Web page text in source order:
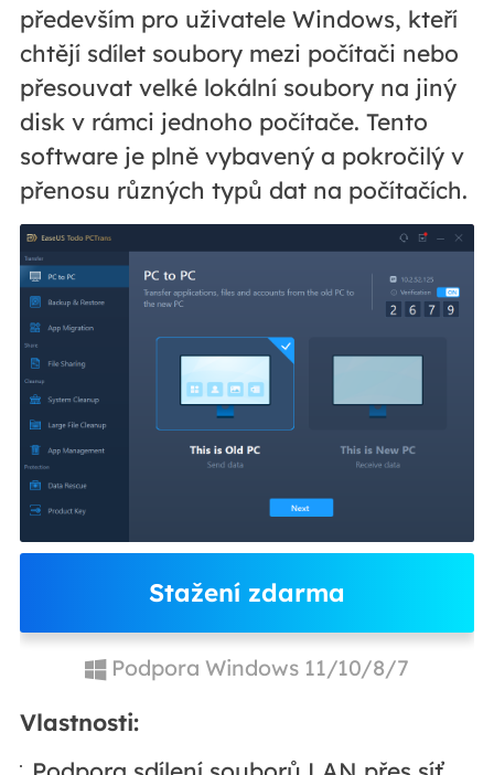
především pro uživatele Windows, kteří
chtějí sdílet soubory mezi počítači nebo
přesouvat velké lokální soubory na jiný
disk v rámci jednoho počítače. Tento
software je plně vybavený a pokročilý v
přenosu různých typů dat na počítačích.
Stažení zdarma
Podpora Windows 11/10/8/7
Vlastnosti: